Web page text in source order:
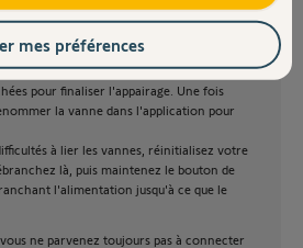
l'affichage indique qu'elle est en mode
allez dans les paramètres et sélectionnez
appareil. Lorsque la vanne est détectée,
pour finaliser l'appairage. Une fois
la vanne dans l'application pour
à lier les vannes, réinitialisez votre
là, puis maintenez le bouton de
l'alimentation jusqu'à ce que le
ne parvenez toujours pas à connecter
mes préférences